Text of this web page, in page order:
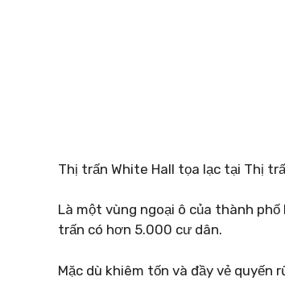
Thị trấn White Hall tọa lạc tại Thị
Là một vùng ngoại ô của thành
trấn có hơn 5.000 cư dân.
Mặc dù khiêm tốn và đầy vẻ